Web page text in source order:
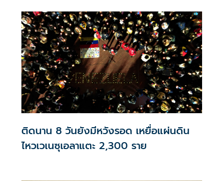
ติดนาน 8 วันยังมีหวังรอด เหยื่อแผ่นดิน
ไหวเวเนซุเอลาแตะ 2,300 ราย